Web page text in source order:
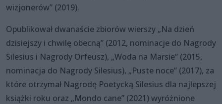
wizjonerów” (2019).
Opublikował dwanaście zbiorów wierszy „Na dzień
dzisiejszy i chwilę obecną” (2012, nominacje do Nagrody
Silesius i Nagrody Orfeusz), „Woda na Marsie” (2015,
nominacja do Nagrody Silesius), „Puste noce” (2017), za
które otrzymał Nagrodę Poetycką Silesius dla najlepszej
książki roku oraz „Mondo cane” (2021) wyróżnione